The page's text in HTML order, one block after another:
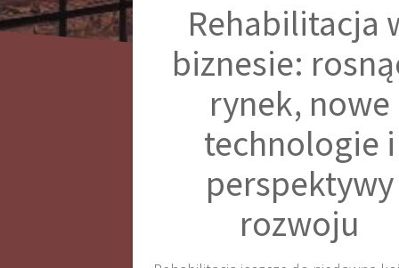
Rehabilitacja
biznesie:
rynek, nowe
technologie i
perspektywy
rozwoju